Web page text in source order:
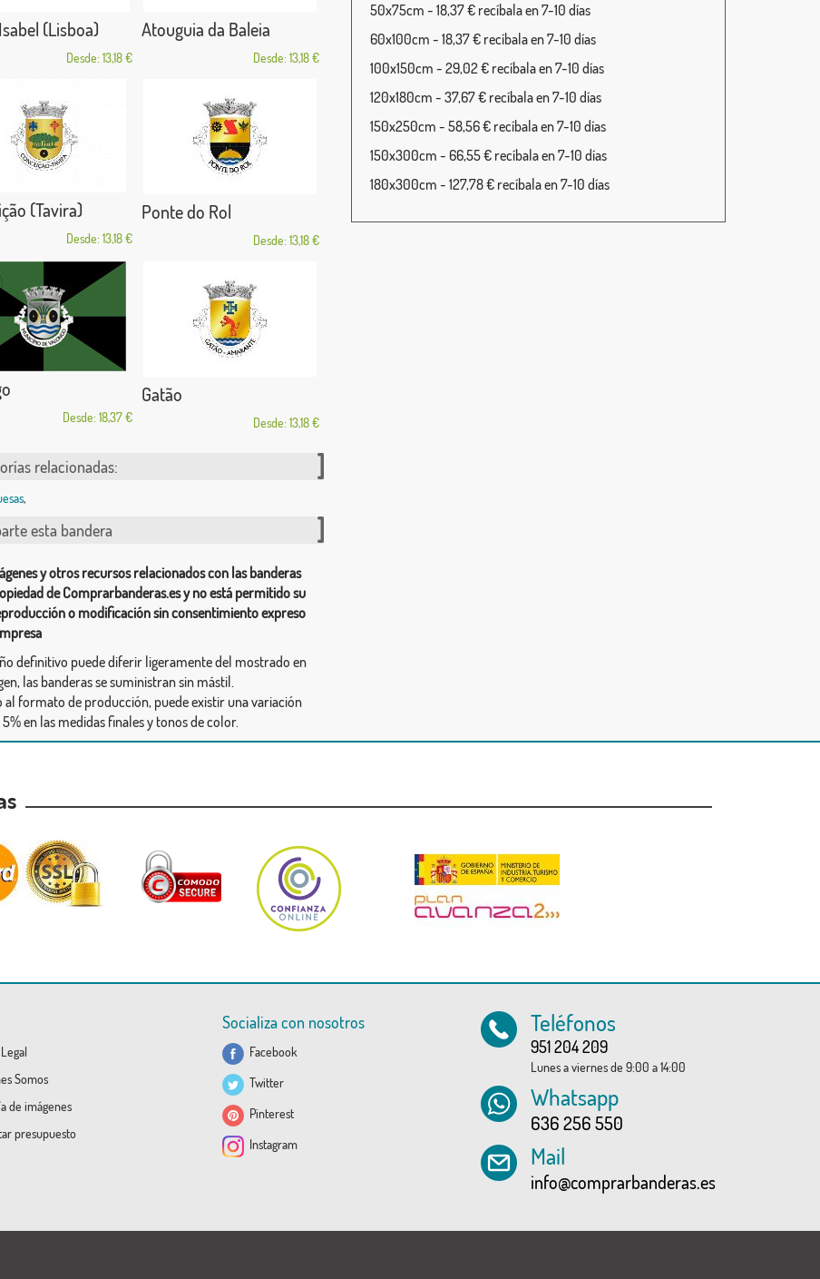
(Lisboa)
Desde: 13,18 €
Atouguia da Baleia
Desde: 13,18 €
(Tavira)
Desde: 13,18 €
Ponte do Rol
Desde: 13,18 €
Desde: 18,37 €
Gatão
Desde: 13,18 €
relacionadas:
,
esta bandera
y otros recursos relacionados con las banderas
de Comprarbanderas.es y no está permitido su
o modificación sin consentimiento expreso
definitivo puede diferir ligeramente del mostrado en
las banderas se suministran sin mástil.
al formato de producción, puede existir una variación
en las medidas finales y tonos de color.
50x75cm - 18,37 € recíbala en 7-10 días
60x100cm - 18,37 € recíbala en 7-10 días
100x150cm - 29,02 € recíbala en 7-10 días
120x180cm - 37,67 € recíbala en 7-10 días
150x250cm - 58,56 € recíbala en 7-10 días
150x300cm - 66,55 € recíbala en 7-10 días
180x300cm - 127,78 € recíbala en 7-10 días
Somos
de imágenes
presupuesto
Socializa con nosotros
Facebook
Twitter
Pinterest
Instagram
Teléfonos
951 204 209
Lunes a viernes de 9:00 a 14:00
Whatsapp
636 256 550
Mail
info@comprarbanderas.es